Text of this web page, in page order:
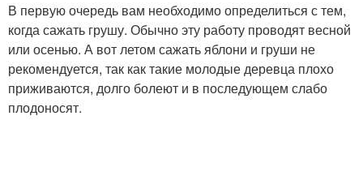
В первую очередь вам необходимо определиться с тем,
когда сажать грушу. Обычно эту работу проводят весной
или осенью. А вот летом сажать яблони и груши не
рекомендуется, так как такие молодые деревца плохо
приживаются, долго болеют и в последующем слабо
плодоносят.